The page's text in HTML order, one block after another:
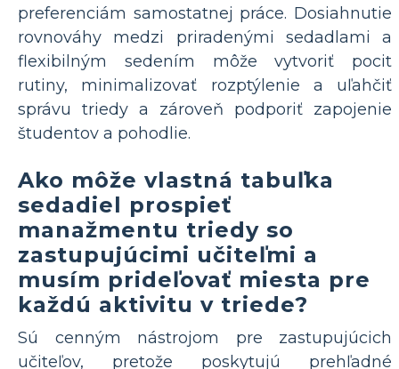
preferenciám samostatnej práce. Dosiahnutie
rovnováhy medzi priradenými sedadlami a
flexibilným sedením môže vytvoriť pocit
rutiny, minimalizovať rozptýlenie a uľahčiť
správu triedy a zároveň podporiť zapojenie
študentov a pohodlie.
Ako môže vlastná tabuľka
sedadiel prospieť
manažmentu triedy so
zastupujúcimi učiteľmi a
musím prideľovať miesta pre
každú aktivitu v triede?
Sú cenným nástrojom pre zastupujúcich
učiteľov, pretože poskytujú prehľadné